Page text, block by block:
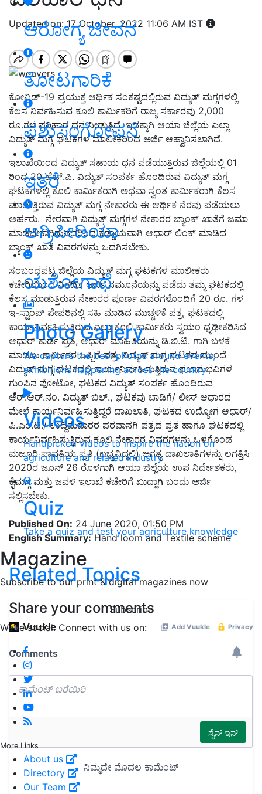
ಆರೋಗ್ಯ ಜೀವನ
ತೋಟಗಾರಿಕೆ
ಪಶುಸಂಗೋಪನೆ
ಇತರೆ
ಅಗ್ರಿಪೀಡಿಯಾ
ಯಶೋಗಾಥೆ
Photo Gallery
We capture the best photos around events,
exhibitions happening across the country
Videos
Handpicked videos to inspire the nation on
agriculture and related industry
Quiz
Take a quiz and test your agriculture knowledge
Magazine
Subscribe to our print & digital magazines now
Subscribe
We're social. Connect with us on:
More Links
About us
Directory
Our Team
Updated on: 17 October, 2022 11:06 AM IST
ಕೋವಿಡ್-19 ಪ್ರಯುಕ್ತ ಆರ್ಥಿಕ ಸಂಕಷ್ಟದಲ್ಲಿರುವ ವಿದ್ಯುತ್ ಮಗ್ಗಗಳಲ್ಲಿ
ಕೆಲಸ ನಿರ್ವಹಿಸುವ ಕೂಲಿ ಕಾರ್ಮಿಕರಿಗೆ ರಾಜ್ಯ ಸರ್ಕಾರವು 2,000
ರೂ.ಗಳ ಪರಿಹಾರ ಧನ ನೀಡುತ್ತಿದೆ. ಇದಕ್ಕಾಗಿ ಆಯಾ ಜಿಲ್ಲೆಯ ಎಲ್ಲಾ
ವಿದ್ಯುತ್ ಮಗ್ಗ ಘಟಕಗಳ ಮಾಲೀಕರಿಂದ ಅರ್ಜಿ ಆಹ್ವಾನಿಸಲಾಗಿದೆ.
ಇಲಾಖೆಯಿಂದ ವಿದ್ಯುತ್ ಸಹಾಯ ಧನ ಪಡೆಯುತ್ತಿರುವ ಜಿಲ್ಲೆಯಲ್ಲಿ 01
ರಿಂದ 20 ಹೆಚ್.ಪಿ. ವಿದ್ಯುತ್ ಸಂಪರ್ಕ ಹೊಂದಿರುವ ವಿದ್ಯುತ್ ಮಗ್ಗ
ಘಟಕಗಳಲ್ಲಿ ಕೂಲಿ ಕಾರ್ಮಿಕರಾಗಿ ಅಥವಾ ಸ್ವಂತ ಕಾರ್ಮಿಕರಾಗಿ ಕೆಲಸ
ಮಾಡುತ್ತಿರುವ ವಿದ್ಯುತ್ ಮಗ್ಗ ನೇಕಾರರು ಈ ಆರ್ಥಿಕ ನೆರವು ಪಡೆಯಲು
ಅರ್ಹರು. ನೇರವಾಗಿ ವಿದ್ಯುತ್ ಮಗ್ಗಗಳ ನೇಕಾರರ ಬ್ಯಾಂಕ್ ಖಾತೆಗೆ ಜಮಾ
ಮಾಡಬೇಕಾಗಿರುವದರಿಂದ ಕಡ್ಡಾಯವಾಗಿ ಆಧಾರ್ ಲಿಂಕ್ ಮಾಡಿದ
ಬ್ಯಾಂಕ್ ಖಾತೆ ವಿವರಗಳನ್ನು ಒದಗಿಸಬೇಕು.
ಸಂಬಂಧಪಟ್ಟ ಜಿಲ್ಲೆಯ ವಿದ್ಯುತ್ ಮಗ್ಗ ಘಟಕಗಳ ಮಾಲೀಕರು
ಕಚೇರಿಯಿಂದ ನಿಗದಿತ ಅರ್ಜಿ ನಮೂನೆಯನ್ನು ಪಡೆದು ತಮ್ಮ ಘಟಕದಲ್ಲಿ
ಕೆಲಸ ಮಾಡುತ್ತಿರುವ ನೇಕಾರರ ಪೂರ್ಣ ವಿವರಗಳೊಂದಿಗೆ 20 ರೂ. ಗಳ
ಇ-ಸ್ಟಾಂಪ್ ಪೇಪರಿನಲ್ಲಿ ಸಹಿ ಮಾಡಿದ ಮುಚ್ಚಳಿಕೆ ಪತ್ರ, ಘಟಕದಲ್ಲಿ
ಕಾರ್ಯನಿರ್ವಹಿಸುತ್ತಿರುವ ಎಲ್ಲಾ ಕೂಲಿ ಕಾರ್ಮಿಕರು ಸ್ವಯಂ ಧೃಢೀಕರಿಸಿದ
ಆಧಾರ್ ಕಾರ್ಡ ಪ್ರತಿ, ಆಧಾರ್ ಮಾಹಿತಿಯನ್ನು ಡಿ.ಬಿ.ಟಿ. ಗಾಗಿ ಬಳಕೆ
ಮಾಡಲು ಕಾರ್ಮಿಕರ ಒಪ್ಪಿಗೆ ಪತ್ರ, ವಿದ್ಯುತ್ ಮಗ್ಗ ಘಟಕದ ಮುಂದೆ
ವಿದ್ಯುತ್ ಮಗ್ಗ ಘಟಕದಲ್ಲಿ ಕಾರ್ಯನಿರ್ವಹಿಸುತ್ತಿರುವ ಫಲಾನುಭವಿಗಳ
ಗುಂಪಿನ ಫೋಟೋ, ಘಟಕದ ವಿದ್ಯುತ್ ಸಂಪರ್ಕ ಹೊಂದಿರುವ
ಆರ್.ಆರ್.ನಂ. ವಿದ್ಯುತ್ ಬಿಲ್., ಘಟಕವು ಬಾಡಿಗೆ/ ಲೀಸ್ ಆಧಾರದ
ಮೇಲೆ ಕಾರ್ಯನಿರ್ವಹಿಸುತ್ತಿದ್ದರೆ ದಾಖಲಾತಿ, ಘಟಕದ ಉದ್ಯೋಗ ಆಧಾರ್/
ಪಿ.ಎಂ.ಟಿ./ ಉದ್ದಿಮೆದಾರರ ಪರವಾನಗಿ ಪತ್ರದ ಪ್ರತ ಹಾಗೂ ಘಟಕದಲ್ಲಿ
ಕಾರ್ಯನಿರ್ವಹಿಸುತ್ತಿರುವ ಕೂಲಿ ನೇಕಾರರ ವಿವರಗಳನ್ನು ಒಳಗೊಂಡ
ಮಜೂರಿ ಪಾವತಿಯ ಪ್ರತಿ (ಲಭ್ಯವಿದ್ದಲ್ಲಿ) ಅಗತ್ಯ ದಾಖಲಾತಿಗಳನ್ನು ಲಗತ್ತಿಸಿ
2020ರ ಜೂನ್ 26 ರೊಳಗಾಗಿ ಆಯಾ ಜಿಲ್ಲೆಯ ಉಪ ನಿರ್ದೇಶಕರು,
ಕೈಮಗ್ಗ ಮತ್ತು ಜವಳಿ ಇಲಾಖೆ ಕಚೇರಿಗೆ ಖುದ್ದಾಗಿ ಬಂದು ಅರ್ಜಿ
ಸಲ್ಲಿಸಬೇಕು.
Published On: 24 June 2020, 01:50 PM
English Summary:Hand loom and Textile scheme
Related Topics
Share your comments